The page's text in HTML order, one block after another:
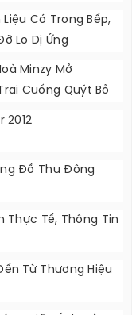
Có Trong Bếp,
Lo Dị Ứng
Minzy Mở
Cuống Quýt Bỏ
2012
Đồ Thu Đông
Thực Tế, Thông Tin
Từ Thương Hiệu